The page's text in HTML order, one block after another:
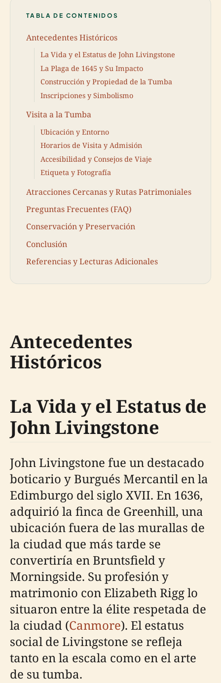
TABLA DE CONTENIDOS
Antecedentes Históricos
La Vida y el Estatus de John Livingstone
La Plaga de 1645 y Su Impacto
Construcción y Propiedad de la Tumba
Inscripciones y Simbolismo
Visita a la Tumba
Ubicación y Entorno
Horarios de Visita y Admisión
Accesibilidad y Consejos de Viaje
Etiqueta y Fotografía
Atracciones Cercanas y Rutas Patrimoniales
Preguntas Frecuentes (FAQ)
Conservación y Preservación
Conclusión
Referencias y Lecturas Adicionales
Antecedentes
Históricos
La Vida y el Estatus de
John Livingstone
John Livingstone fue un destacado
boticario y Burgués Mercantil en la
Edimburgo del siglo XVII. En 1636,
adquirió la finca de Greenhill, una
ubicación fuera de las murallas de
la ciudad que más tarde se
convertiría en Bruntsfield y
Morningside. Su profesión y
matrimonio con Elizabeth Rigg lo
situaron entre la élite respetada de
la ciudad (Canmore). El estatus
social de Livingstone se refleja
tanto en la escala como en el arte
de su tumba.